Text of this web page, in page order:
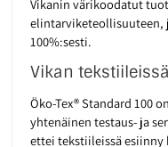
Vikanin värikoodatut
elintarviketeollisuuteen,
100%:sesti.
Vikan
Öko-Tex® Standard 100
yhtenäinen testaus- ja
ettei tekstiileissä